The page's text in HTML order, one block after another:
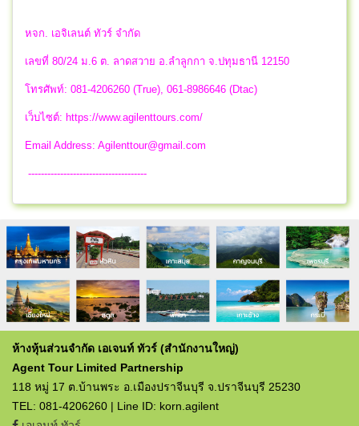
หจก. เอจิเลนต์ ทัวร์ จำกัด
เลขที่ 80/24 ม.6 ต. ลาดสวาย อ.ลำลูกกา จ.ปทุมธานี 12150
โทรศัพท์: 081-4206260 (True), 061-8986646 (Dtac)
เว็บไซต์: https://www.agilenttours.com/
Email Address: Agilenttour@gmail.com
-------------------------------------
ห้างหุ้นส่วนจำกัด เอเจนท์ ทัวร์ (สำนักงานใหญ่)
Agent Tour Limited Partnership
118 หมู่ 17 ต.บ้านพระ อ.เมืองปราจีนบุรี จ.ปราจีนบุรี 25230
TEL: 081-4206260 | Line ID: korn.agilent